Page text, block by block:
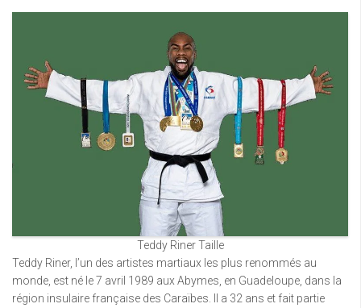
Teddy Riner Taille
Teddy Riner, l’un des artistes martiaux les plus renommés au
monde, est né le 7 avril 1989 aux Abymes, en Guadeloupe, dans la
région insulaire française des Caraïbes. Il a 32 ans et fait partie